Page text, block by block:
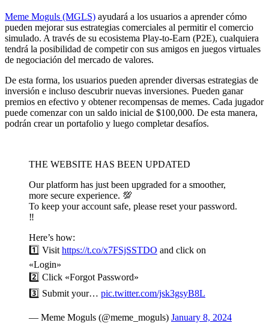
Meme Moguls (MGLS) ayudará a los usuarios a aprender cómo
pueden mejorar sus estrategias comerciales al permitir el comercio
simulado. A través de su ecosistema Play-to-Earn (P2E), cualquiera
tendrá la posibilidad de competir con sus amigos en juegos virtuales
de negociación del mercado de valores.
De esta forma, los usuarios pueden aprender diversas estrategias de
inversión e incluso descubrir nuevas inversiones. Pueden ganar
premios en efectivo y obtener recompensas de memes. Cada jugador
puede comenzar con un saldo inicial de $100,000. De esta manera,
podrán crear un portafolio y luego completar desafíos.
THE WEBSITE HAS BEEN UPDATED
Our platform has just been upgraded for a smoother,
more secure experience. 💯
To keep your account safe, please reset your password.
‼️
Here’s how:
1️⃣ Visit https://t.co/x7FSjSSTDO and click on
«Login»
2️⃣ Click «Forgot Password»
3️⃣ Submit your… pic.twitter.com/jsk3gsyB8L
— Meme Moguls (@meme_moguls) January 8, 2024